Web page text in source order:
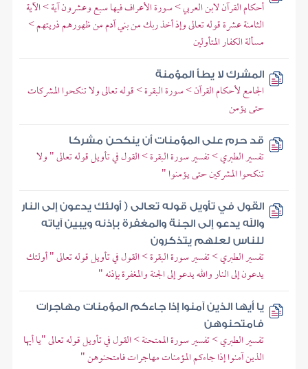
أحكام القرآن لابن العربي > سورة الأعراف فيها سبع وعشرون آية > الآية
الثامنة عشرة قوله تعالى وإذ أخذ ربك من بني آدم من ظهورهم ذريتهم >
مسألة الكفار المتأولين
المشرك لا يطأ المؤمنة
الجامع لأحكام القرآن > سورة البقرة > قوله تعالى ولا تنكحوا المشركات
حتى يؤمن
قد حرم على المؤمنات أن ينكحن مشركا
تفسير الطبري > تفسير سورة البقرة > القول في تأويل قوله تعالى " ولا
تنكحوا المشركين حتى يؤمنوا "
القول في تأويل قوله تعالى ( أولئك يدعون إلى النار
والله يدعو إلى الجنة والمغفرة بإذنه ويبين آياته
للناس لعلهم يتذكرون
تفسير الطبري > تفسير سورة البقرة > القول في تأويل قوله تعالى " أولئك
يدعون إلى النار والله يدعو إلى الجنة والمغفرة بإذنه "
يا أيها الذين آمنوا إذا جاءكم المؤمنات مهاجرات
فامتحنوهن
تفسير الطبري > تفسير سورة الممتحنة > القول في تأويل قوله تعالى "يا أيها
الذين آمنوا إذا جاءكم المؤمنات مهاجرات فامتحنوهن "